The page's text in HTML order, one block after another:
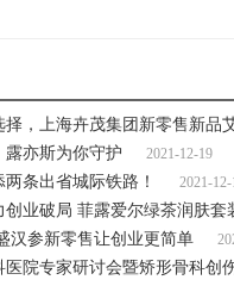
择，上海卉茂集团新零售新品
露亦斯为你守护 2021-12-19
条出省城际铁路！ 2021-12-
创业破局 菲露爱尔绿茶润肤套
汉参新零售让创业更简单
医院专家研讨会暨矫形骨科创